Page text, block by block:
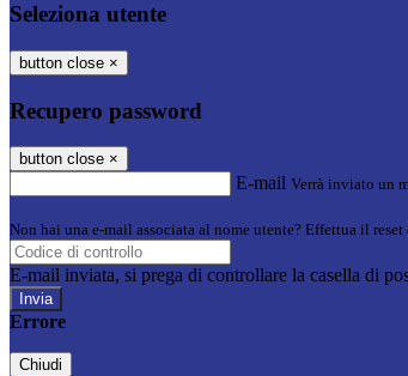
Seleziona utente
button close ×
Recupero password
button close ×
E-mail Verrà inviato un
Non hai una e-mail associata al nome utente? Effettua il
E-mail inviata, si prega di controllare la casella di
Errore
Chiudi